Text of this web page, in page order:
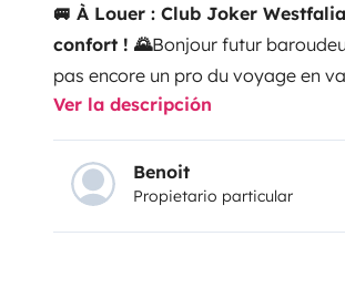
🚐 À Louer : Club Joker
confort ! 🌄Bonjour futur
pas encore un pro du voyage en
vivre votre première expérience de
: Club Joker WestfaliaNotre
comme pour les baroudeurs
la liberté sans sacrifier le confort.
d’utilisation: L’installation et le
Ver la descripción
Benoit
Propietario particular